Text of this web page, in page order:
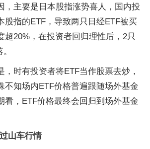
，主要是日本股指涨势喜人，国内投
股指的ETF，导致两只日经ETF被买
超20%，在投资者回归理性后，2只
，时有投资者将ETF当作股票去炒，
不知场内ETF价格普遍跟随场外基金
看，ETF价格最终会回归到场外基金
山车行情